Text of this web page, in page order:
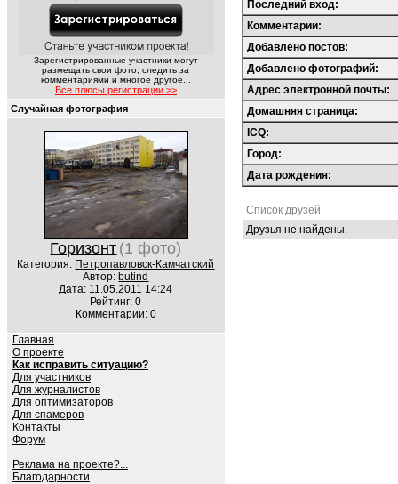
Зарегистрированные участники могут
размещать свои фото, следить за
комментариями и многое другое...
Все плюсы регистрации >>
Случайная фотография
Горизонт (1 фото)
Категория: Петропавловск-Камчатский
Автор: butind
Дата: 11.05.2011 14:24
Рейтинг: 0
Комментарии: 0
Главная
О проекте
Как исправить ситуацию?
Для участников
Для журналистов
Для оптимизаторов
Для спамеров
Контакты
Форум
Реклама на проекте?...
Благодарности
Последний вход:
Комментарии:
Добавлено постов:
Добавлено фотографий:
Адрес электронной почты:
Домашняя страница:
ICQ:
Город:
Дата рождения:
Список друзей
Друзья не найдены.